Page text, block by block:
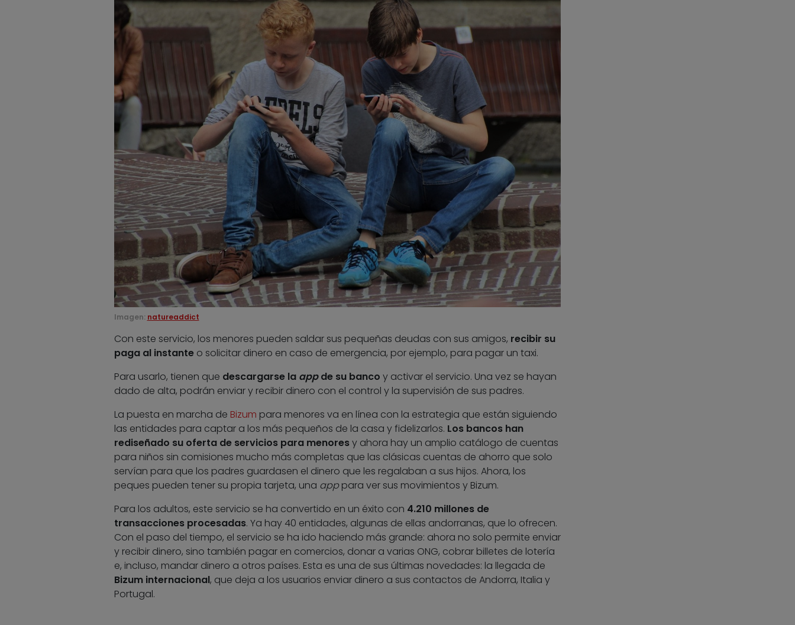
Imagen: natureaddict
Con este servicio, los menores pueden saldar sus pequeñas deudas con sus amigos, recibir su
paga al instanteo solicitar dinero en caso de emergencia, por ejemplo, para pagar un taxi.
Para usarlo, tienen que descargarse la appde su banco y activar el servicio. Una vez se hayan
dado de alta, podrán enviar y recibir dinero con el control y la supervisión de sus padres.
La puesta en marcha de Bizum para menores va en línea con la estrategia que están siguiendo
las entidades para captar a los más pequeños de la casa y fidelizarlos. Los bancos han
rediseñado su oferta de servicios para menoresy ahora hay un amplio catálogo de cuentas
para niños sin comisiones mucho más completas que las clásicas cuentas de ahorro que solo
servían para que los padres guardasen el dinero que les regalaban a sus hijos. Ahora, los
peques pueden tener su propia tarjeta, una apppara ver sus movimientos y Bizum.
Para los adultos, este servicio se ha convertido en un éxito con 4.210 millones de
transacciones procesadas. Ya hay 40 entidades, algunas de ellas andorranas, que lo ofrecen.
Con el paso del tiempo, el servicio se ha ido haciendo más grande: ahora no solo permite enviar
y recibir dinero, sino también pagar en comercios, donar a varias ONG, cobrar billetes de lotería
e, incluso, mandar dinero a otros países. Esta es una de sus últimas novedades: la llegada de
Bizum internacional, que deja a los usuarios enviar dinero a sus contactos de Andorra, Italia y
Portugal.